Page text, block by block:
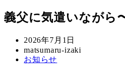
義父に気遣いながら
投
稿
日
2026年7月1日
著
者
matsumaru-izaki
カ
お知らせ